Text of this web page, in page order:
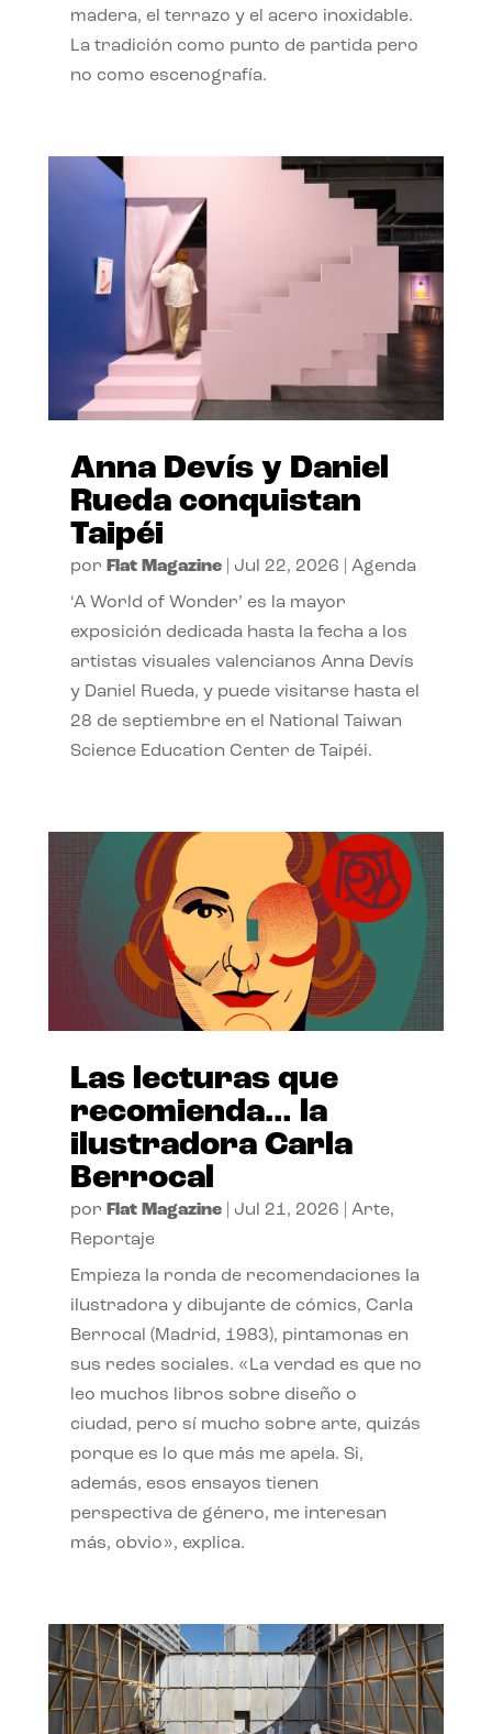
madera, el terrazo y el acero inoxidable.
La tradición como punto de partida pero
no como escenografía.
Anna Devís y Daniel
Rueda conquistan
Taipéi
por Flat Magazine| Jul 22, 2026 Agenda
‘A World of Wonder’ es la mayor
exposición dedicada hasta la fecha a los
artistas visuales valencianos Anna Devís
y Daniel Rueda, y puede visitarse hasta el
28 de septiembre en el National Taiwan
Science Education Center de Taipéi.
Las lecturas que
recomienda… la
ilustradora Carla
Berrocal
por Flat Magazine| Jul 21, 2026 Arte,
Reportaje
Empieza la ronda de recomendaciones la
ilustradora y dibujante de cómics, Carla
Berrocal (Madrid, 1983), pintamonas en
sus redes sociales. «La verdad es que no
leo muchos libros sobre diseño o
ciudad, pero sí mucho sobre arte, quizás
porque es lo que más me apela. Si,
además, esos ensayos tienen
perspectiva de género, me interesan
más, obvio», explica.